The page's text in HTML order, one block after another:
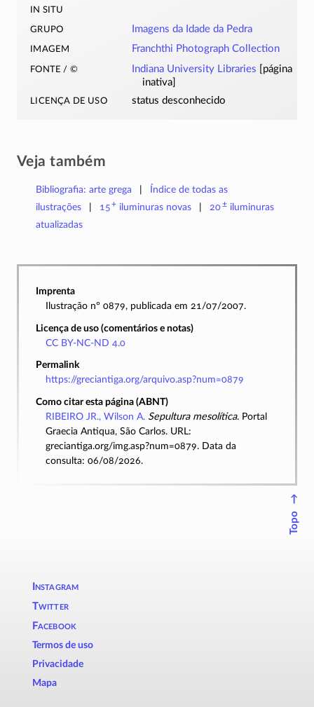
in situ
grupo
Imagens da Idade da Pedra
imagem Franchthi Photograph Collection
fonte / © Indiana University Libraries [página
inativa]
licença de uso status desconhecido
Veja também
Bibliografia: arte grega
Índice de todas as
ilustrações
15+ iluminuras novas 20±iluminuras
atualizadas
Imprenta
Ilustração nº 0879, publicada em 21/07/2007.
Licença de uso (comentários e notas)
CC BY-NC-ND 4.0
Permalink
https://greciantiga.org/arquivo.asp?num=0879
Como citar esta página (ABNT)
RIBEIRO JR., Wilson A. Sepultura mesolítica. Portal
Graecia Antiqua, São Carlos. URL:
greciantiga.org/img.asp?num=0879. Data da
consulta: 06/08/2026.
↑
Topo
Instagram
Twitter
Facebook
Termos de uso
Privacidade
Mapa